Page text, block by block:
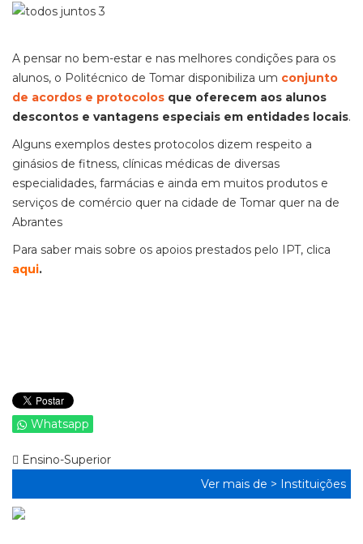
A pensar no bem-estar e nas melhores condições para os
alunos, o Politécnico de Tomar disponibiliza um conjunto
de acordos e protocolos que oferecem aos alunos
descontos e vantagens especiais em entidades locais.
Alguns exemplos destes protocolos dizem respeito a
ginásios de fitness, clínicas médicas de diversas
especialidades, farmácias e ainda em muitos produtos e
serviços de comércio quer na cidade de Tomar quer na de
Abrantes
Para saber mais sobre os apoios prestados pelo IPT, clica
aqui.
Whatsapp
Ensino-Superior
Ver mais de > Instituições